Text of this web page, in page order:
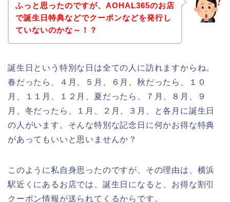
ふっと思ったのですが、AOHAL365のお店
で誕生日特典などでクーポンなどを発行し
ていないのかな～！？
誕生日という特別な日は全ての人に訪れますからね。
春だったら、４月、５月、６月、秋だったら、１０
月、１１月、１２月、夏だったら、７月、８月、９
月、冬だったら、１月、２月、３月、と各月に誕生日
の人がいます。そんな特別な記念日に何かお得な特典
があってもいいと思いませんか？
このように私自身思ったのですが、その理由は、横浜
駅近くにあるお店では、誕生日になると、お得な割引
クーポン情報が送られてくるからです。